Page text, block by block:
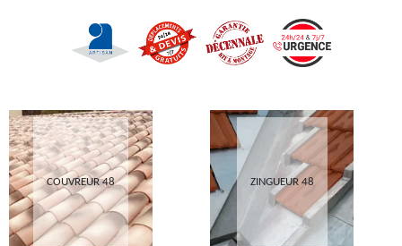
COUVREUR 48 ZINGUEUR 48